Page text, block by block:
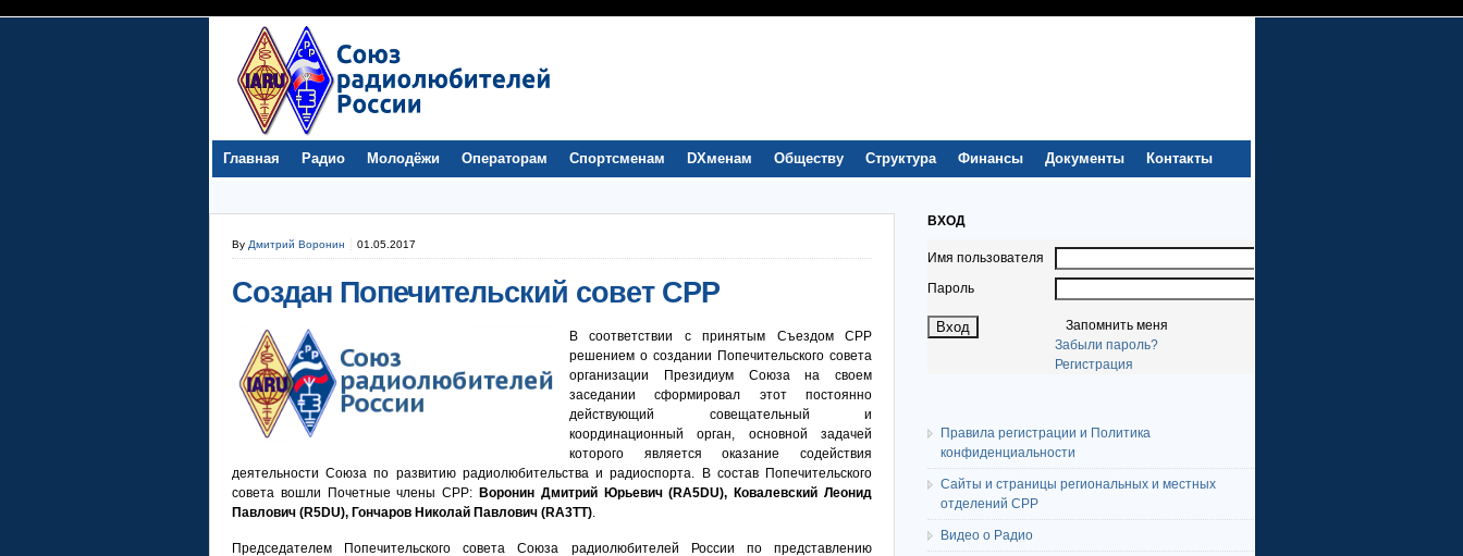
Главная Радио Молодёжи Операторам Спортсменам DXменам Обществу Структура Финансы Документы Контакты
By Дмитрий Воронин 01.05.2017
Создан Попечительский совет СРР
В соответствии с принятым Съездом СРР
решением о создании Попечительского совета
организации Президиум Союза на своем
заседании сформировал этот постоянно
действующий совещательный и
координационный орган, основной задачей
которого является оказание содействия
деятельности Союза по развитию радиолюбительства и радиоспорта. В состав Попечительского
совета вошли Почетные члены СРР: Воронин Дмитрий Юрьевич (RA5DU), Ковалевский Леонид
Павлович (R5DU), Гончаров Николай Павлович (RA3TT).
Председателем Попечительского совета Союза радиолюбителей России по представлению
ВХОД
Имя пользователя
Пароль
Запомнить меня
Забыли пароль?
Регистрация
Правила регистрации и Политика
конфиденциальности
Сайты и страницы региональных и местных
отделений СРР
Видео о Радио